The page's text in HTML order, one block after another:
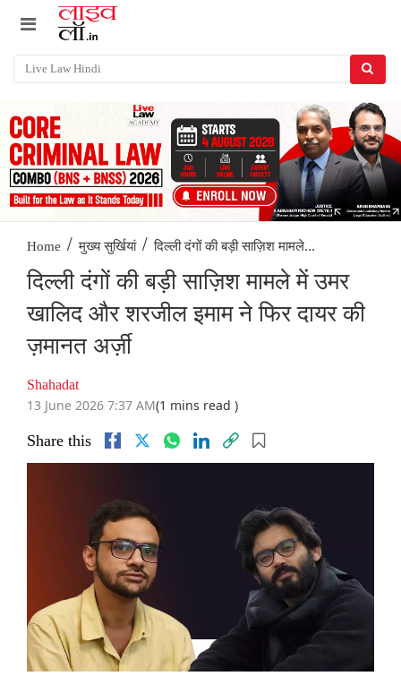
Home / मुख्य सुर्खियां / दिल्ली दंगों की बड़ी साज़िश मामले...
दिल्ली दंगों की बड़ी साज़िश मामले में उमर
खालिद और शरजील इमाम ने फिर दायर की
ज़मानत अर्ज़ी
Shahadat
13 June 2026 7:37 AM(1 mins read )
Share this